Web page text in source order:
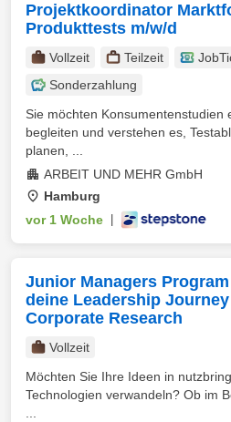
Projektkoordinator
Produkttests m/w/d
Vollzeit Teilzeit
Sonderzahlung
Sie möchten Konsumentenstudien
begleiten und verstehen es,
planen, ...
ARBEIT UND MEHR GmbH
Hamburg
vor 1 Woche
Junior Managers
deine Leadership
Corporate Research
Vollzeit
Möchten Sie Ihre Ideen in
Technologien verwandeln? Ob im